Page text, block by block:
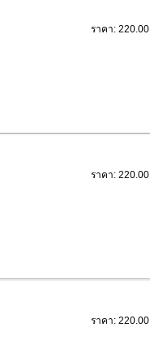
ราคา: 220.00
ราคา: 220.00
ราคา: 220.00